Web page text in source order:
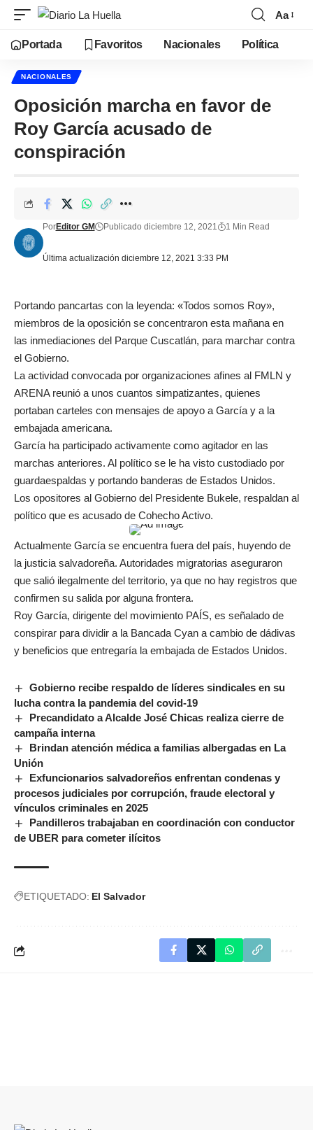
Aa
Portada Favoritos Nacionales Política
NACIONALES
Oposición marcha en favor de
Roy García acusado de
conspiración
Última actualización diciembre 12, 2021 3:33 PM
PorEditor GM Publicado diciembre 12, 2021 1 Min Read
Portando pancartas con la leyenda: «Todos somos Roy»,
miembros de la oposición se concentraron esta mañana en
las inmediaciones del Parque Cuscatlán, para marchar contra
el Gobierno.
La actividad convocada por organizaciones afines al FMLN y
ARENA reunió a unos cuantos simpatizantes, quienes
portaban carteles con mensajes de apoyo a García y a la
embajada americana.
García ha participado activamente como agitador en las
marchas anteriores. Al político se le ha visto custodiado por
guardaespaldas y portando banderas de Estados Unidos.
Los opositores al Gobierno del Presidente Bukele, respaldan al
político que es acusado de Cohecho Activo.
Actualmente García se encuentra fuera del país, huyendo de
la justicia salvadoreña. Autoridades migratorias aseguraron
que salió ilegalmente del territorio, ya que no hay registros que
confirmen su salida por alguna frontera.
Roy García, dirigente del movimiento PAÍS, es señalado de
conspirar para dividir a la Bancada Cyan a cambio de dádivas
y beneficios que entregaría la embajada de Estados Unidos.
Gobierno recibe respaldo de líderes sindicales en su
lucha contra la pandemia del covid-19
Precandidato a Alcalde José Chicas realiza cierre de
campaña interna
Brindan atención médica a familias albergadas en La
Unión
Exfuncionarios salvadoreños enfrentan condenas y
procesos judiciales por corrupción, fraude electoral y
vínculos criminales en 2025
Pandilleros trabajaban en coordinación con conductor
de UBER para cometer ilícitos
ETIQUETADO: El Salvador